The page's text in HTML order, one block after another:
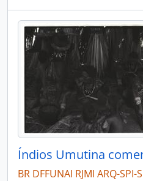
Índios Umutina
BR DFFUNAI RJMI ARQ-SPI-